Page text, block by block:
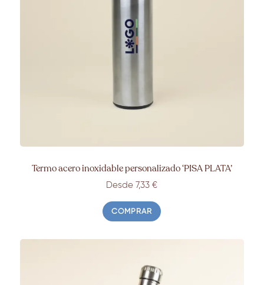
Termo acero inoxidable personalizado ‘PISA PLATA’
Desde 7,33 €
COMPRAR